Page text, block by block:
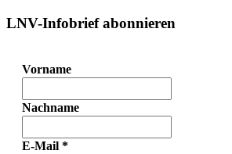
LNV-Infobrief abonnieren
Vorname
Nachname
E-Mail *